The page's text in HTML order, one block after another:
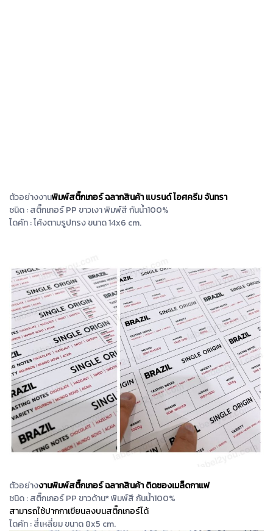
ตัวอย่างงานพิมพ์สติ๊กเกอร์ ฉลากสินค้า แบรนด์ ไอศครีม จันทรา
ชนิด : สติ๊กเกอร์ PP ขาวเงา พิมพ์สี กันน้ำ100%
ไดคัท : โค้งตามรูปทรง ขนาด 14x6 cm.
ตัวอย่างงานพิมพ์สติ๊กเกอร์ ฉลากสินค้า ติดซองเมล็ดกาแฟ
ชนิด : สติ๊กเกอร์ PP ขาวด้าน* พิมพ์สี กันน้ำ100%
สามารถใช้ปากกาเขียนลงบนสติ๊กเกอร์ได้
ไดคัท : สี่เหลี่ยม ขนาด 8x5 cm.